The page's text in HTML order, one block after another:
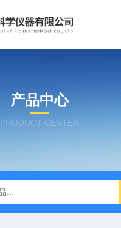
产品中心
PRODUCT CENTER